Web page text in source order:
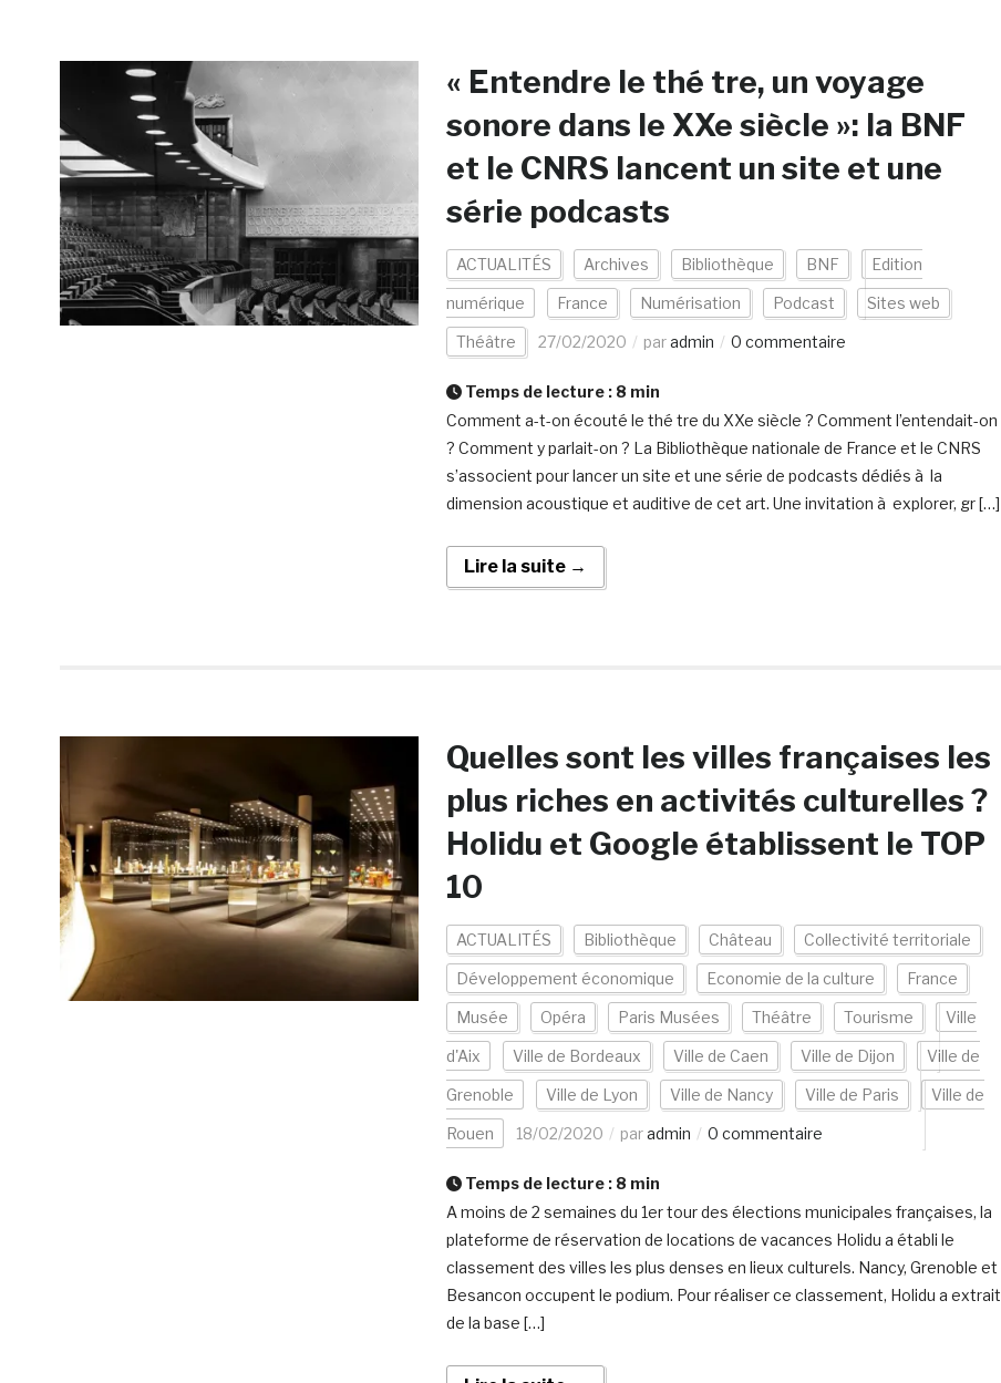
« Entendre le thé tre, un voyage
sonore dans le XXe siècle »: la BNF
et le CNRS lancent un site et une
série podcasts
ACTUALITÉS Archives Bibliothèque BNF Edition
numérique France Numérisation Podcast Sites web
Théâtre 27/02/2020 paradmin 0 commentaire
Temps de lecture : 8 min
Comment a-t-on écouté le thé tre du XXe siècle ? Comment l’entendait-on
? Comment y parlait-on ? La Bibliothèque nationale de France et le CNRS
s’associent pour lancer un site et une série de podcasts dédiés à la
dimension acoustique et auditive de cet art. Une invitation à explorer, gr […]
Lire la suite →
Quelles sont les villes françaises les
plus riches en activités culturelles ?
Holidu et Google établissent le TOP
10
ACTUALITÉS Bibliothèque Château Collectivité territoriale
Développement économique Economie de la culture France
Musée Opéra Paris Musées Théâtre Tourisme Ville
d'Aix Ville de Bordeaux Ville de Caen Ville de Dijon Ville de
Grenoble Ville de Lyon Ville de Nancy Ville de Paris Ville de
Rouen 18/02/2020 paradmin 0 commentaire
Temps de lecture : 8 min
A moins de 2 semaines du 1er tour des élections municipales françaises, la
plateforme de réservation de locations de vacances Holidu a établi le
classement des villes les plus denses en lieux culturels. Nancy, Grenoble et
Besancon occupent le podium. Pour réaliser ce classement, Holidu a extrait
de la base […]